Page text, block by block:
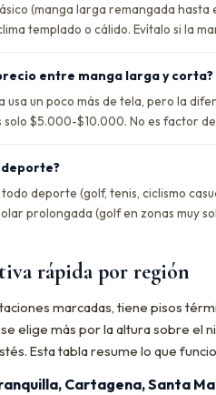
(manga larga remangada hasta
templado o cálido. Evítalo si la
entre manga larga y corta?
usa un poco más de tela, pero la
$5.000-$10.000. No es factor
deporte?
deporte (golf, tenis, ciclismo
prolongada (golf en zonas muy
rápida por región
marcadas, tiene pisos
elige más por la altura sobre el
Esta tabla resume lo que
Cartagena, Santa